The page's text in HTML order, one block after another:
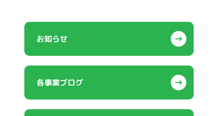
お知らせ
各事業ブログ